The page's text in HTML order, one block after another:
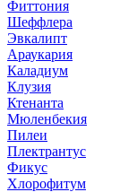
Фиттония
Шеффлера
Эвкалипт
Араукария
Каладиум
Клузия
Ктенанта
Мюленбекия
Пилеи
Плектрантус
Фикус
Хлорофитум